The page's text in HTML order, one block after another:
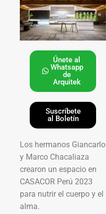
Únete al
Whatsapp
de
Arquitek
Suscríbete
al Boletín
Los hermanos Giancarlo
y Marco Chacaliaza
crearon un espacio en
CASACOR Perú 2023
para nutrir el cuerpo y el
alma.